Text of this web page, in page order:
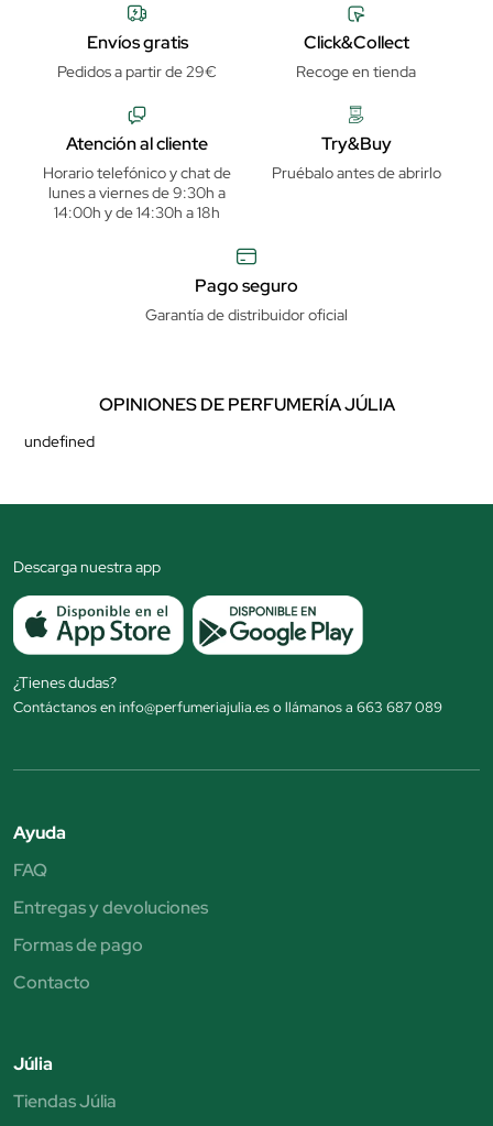
Envíos gratis
Pedidos a partir de 29€
Click&Collect
Recoge en tienda
Atención al cliente
Horario telefónico y chat de
lunes a viernes de 9:30h a
14:00h y de 14:30h a 18h
Try&Buy
Pruébalo antes de abrirlo
Pago seguro
Garantía de distribuidor oficial
OPINIONES DE PERFUMERÍA JÚLIA
undefined
Descarga nuestra app
¿Tienes dudas?
Contáctanos en info@perfumeriajulia.es o llámanos a 663 687 089
Ayuda
FAQ
Entregas y devoluciones
Formas de pago
Contacto
Júlia
Tiendas Júlia